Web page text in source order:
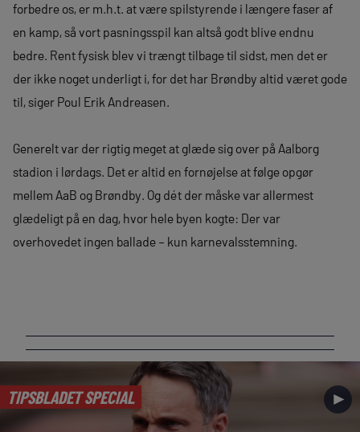
forbedre os, er m.h.t. at være spilstyrende i længere faser af
en kamp, så vort pasningsspil kan altså godt blive endnu
bedre. Rent fysisk blev vi trængt tilbage til sidst, men det er
der ikke noget underligt i, for det har Brøndby altid været gode
til, siger Poul Erik Andreasen.
Generelt var der rigtig meget at glæde sig over på Aalborg
stadion i lørdags. Det er altid en fornøjelse at følge opgør
mellem AaB og Brøndby. Og dét der måske var allermest
glædeligt på en dag, hvor hele byen kogte: Der var
overhovedet ingen ballade – kun karnevalsstemning.
TIPSBLADET SPECIAL ►